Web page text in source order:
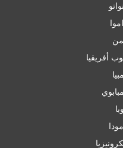
أفريقيا